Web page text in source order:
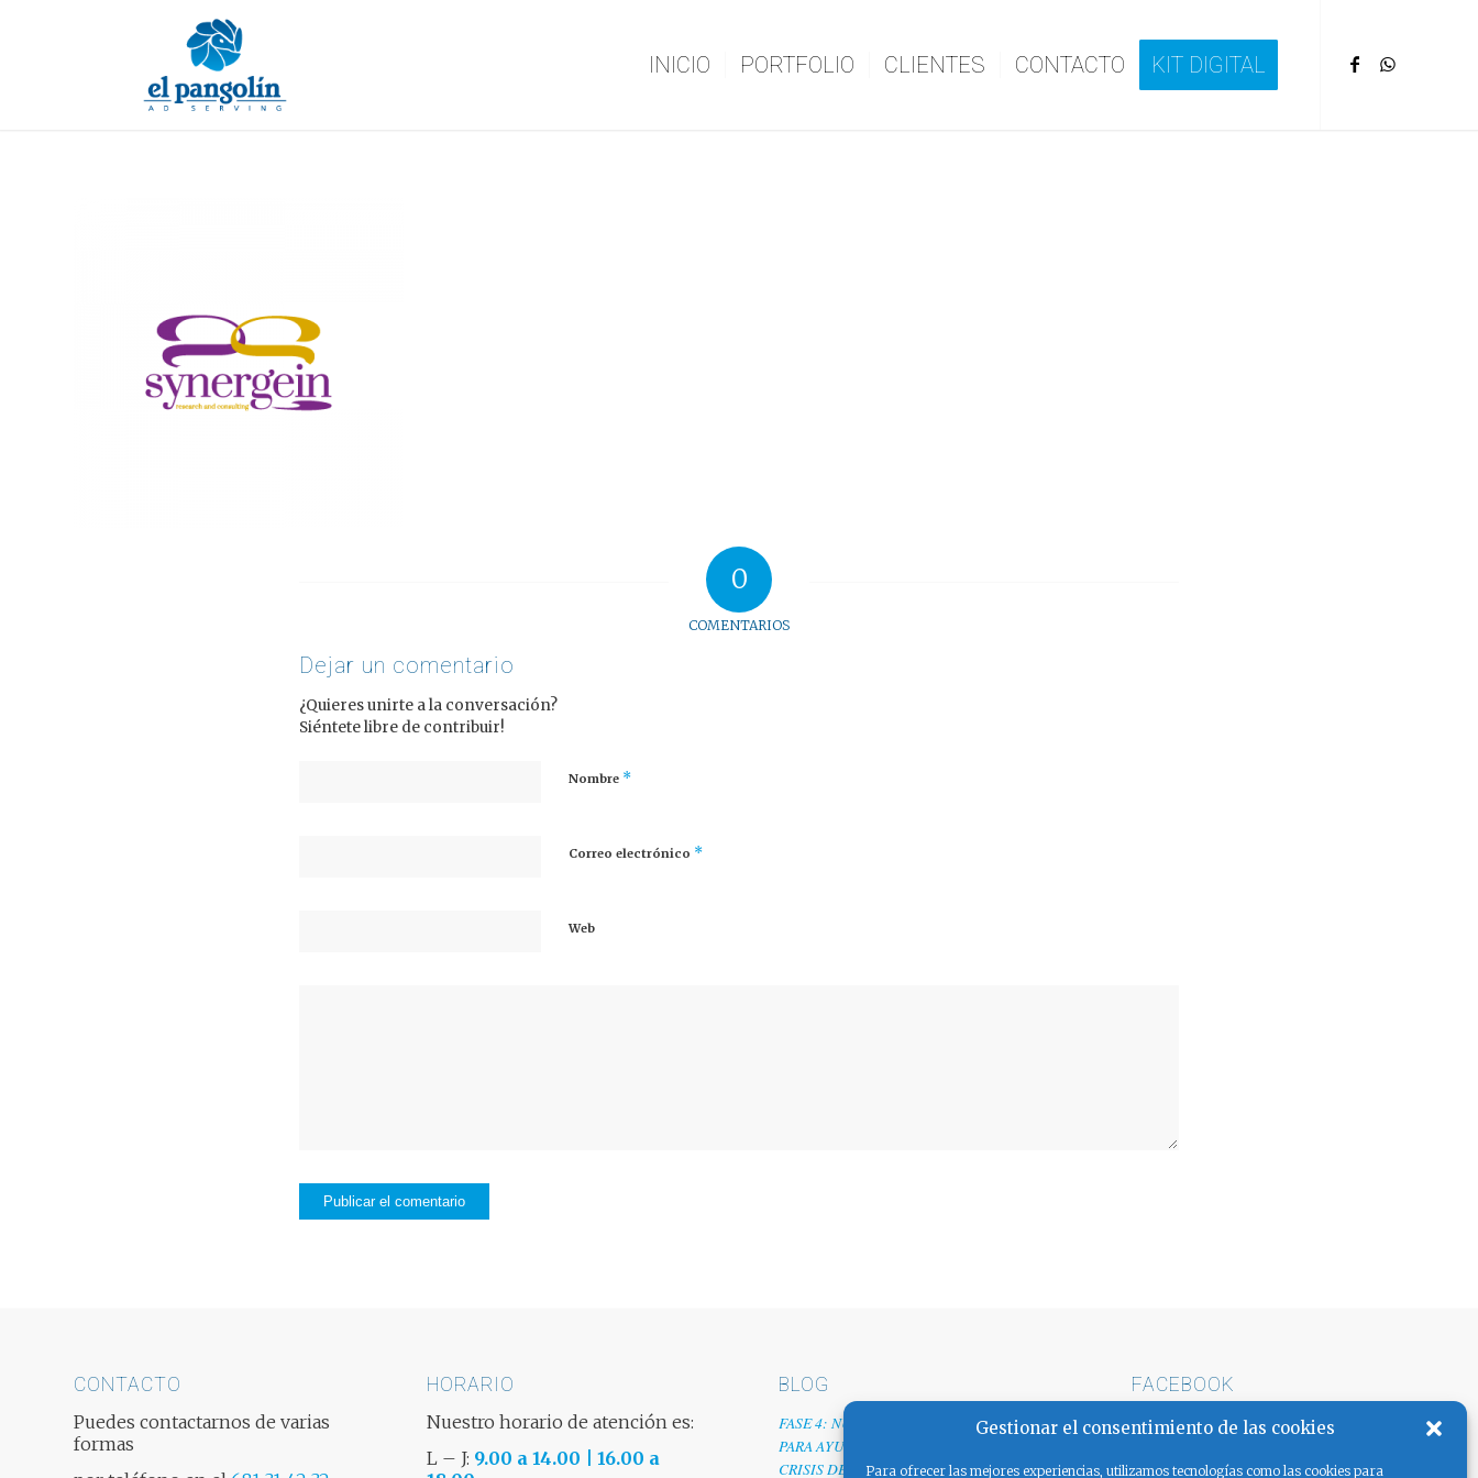
Gestionar el consentimiento de las cookies
Para ofrecer las mejores experiencias, utilizamos tecnologías como las cookies para
INICIO PORTFOLIO CLIENTES CONTACTO KIT DIGITAL
0
COMENTARIOS
Dejar un comentario
¿Quieres unirte a la conversación?
Siéntete libre de contribuir!
Nombre *
Correo electrónico *
Web
CONTACTO
Puedes contactarnos de varias
formas
HORARIO
Nuestro horario de atención es:
L – J: 9.00 a 14.00 | 16.00 a
BLOG
FASE 4: NUESTRO GRANITO DE ARENA
PARA AYUDAR A EMPRESAS TRAS LA
CRISIS DEL COVID-19
FACEBOOK